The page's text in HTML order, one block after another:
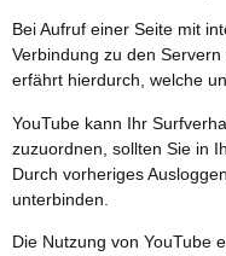
Bei Aufruf einer Seite mit
Verbindung zu den
erfährt hierdurch, welche
YouTube kann Ihr
zuzuordnen, sollten Sie in
Durch vorheriges
unterbinden.
Die Nutzung von YouTube